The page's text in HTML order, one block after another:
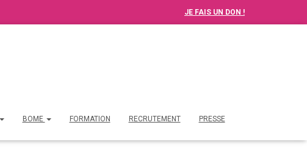
JE FAIS UN DON !
BOME FORMATION RECRUTEMENT PRESSE